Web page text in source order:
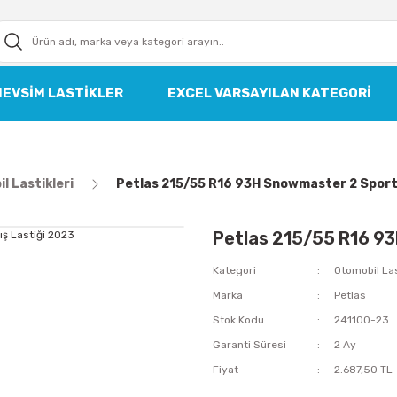
LASTIKLER EXCEL VARSAYILAN KATEGORI
Lastikleri Petlas 215/55 R16 93H Snowmaster 2
Petlas 215/55 R16
Kategori Otomobil
Marka
Petlas
Stok Kodu
241100-23
Garanti Süresi
2 Ay
Fiyat
2.687,50 TL